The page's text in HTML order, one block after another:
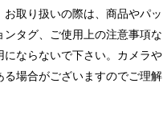
取り扱いの際は、商品やパッ
タグ、ご使用上の注意事項な
ならないで下さい。カメラや
場合がございますのでご理解